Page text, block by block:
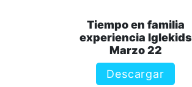
Tiempo en familia
experiencia Iglekids
Marzo 22
Descargar